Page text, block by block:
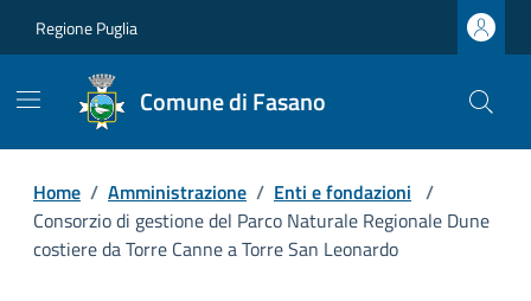
Regione Puglia
Comune di Fasano
Home / Amministrazione / Enti e fondazioni /
Consorzio di gestione del Parco Naturale Regionale Dune
costiere da Torre Canne a Torre San Leonardo